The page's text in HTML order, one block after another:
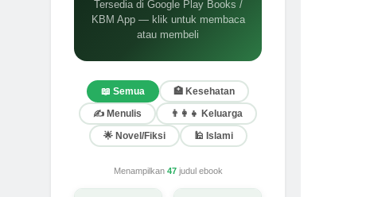
Tersedia di Google Play Books /
KBM App — klik untuk membaca
atau membeli
📖 Semua
🏥 Kesehatan
✍️ Menulis
👨‍👩‍👧 Keluarga
🌟 Novel/Fiksi
🕌 Islami
Menampilkan 47 judul ebook